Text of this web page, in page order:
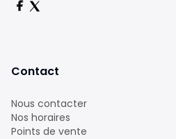
Contact
Nous contacter
Nos horaires
Points de vente